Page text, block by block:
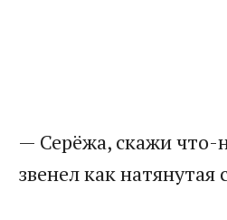
— Серёжа, скажи что-
звенел как натянутая